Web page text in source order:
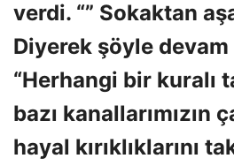
verdi. “” Sokaktan
Diyerek şöyle
“Herhangi bir kuralı
bazı kanallarımızın
hayal kırıklıklarını